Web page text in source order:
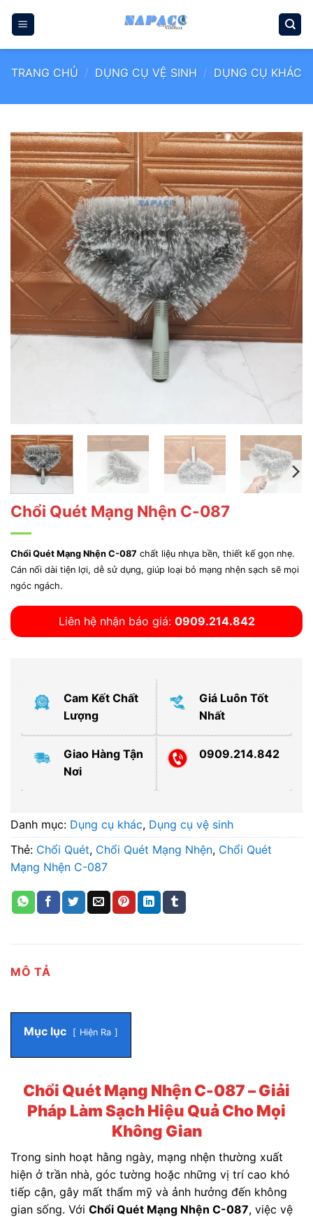
qua
TRANG CHỦ / DỤNG CỤ VỆ SINH / DỤNG CỤ KHÁC
Chổi Quét Mạng Nhện C-087
Chổi Quét Mạng Nhện C-087 chất liệu nhựa bền, thiết kế gọn nhẹ.
Cán nối dài tiện lợi, dễ sử dụng, giúp loại bỏ mạng nhện sạch sẽ mọi
ngóc ngách.
Liên hệ nhận báo giá: 0909.214.842
Cam Kết Chất
Lượng
Giá Luôn Tốt
Nhất
Giao Hàng Tận
Nơi
0909.214.842
Danh mục: Dụng cụ khác, Dụng cụ vệ sinh
Thẻ: Chổi Quét, Chổi Quét Mạng Nhện, Chổi Quét
Mạng Nhện C-087
MÔ TẢ
Mục lục Hiện Ra
Chổi Quét Mạng Nhện C-087 – Giải
Pháp Làm Sạch Hiệu Quả Cho Mọi
Không Gian
Trong sinh hoạt hằng ngày, mạng nhện thường xuất
hiện ở trần nhà, góc tường hoặc những vị trí cao khó
tiếp cận, gây mất thẩm mỹ và ảnh hưởng đến không
gian sống. Với Chổi Quét Mạng Nhện C-087, việc vệ